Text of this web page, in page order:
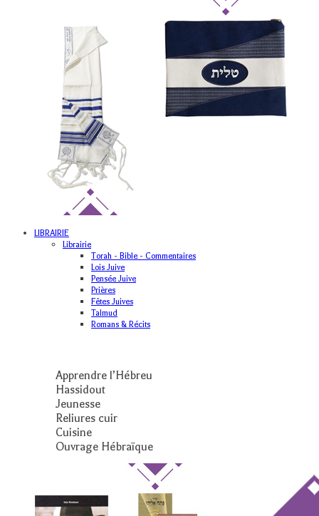
LIBRAIRIE
Librairie
Torah - Bible - Commentaires
Lois Juive
Pensée Juive
Prières
Fêtes Juives
Talmud
Romans & Récits
Apprendre l’Hébreu
Hassidout
Jeunesse
Reliures cuir
Cuisine
Ouvrage Hébraïque